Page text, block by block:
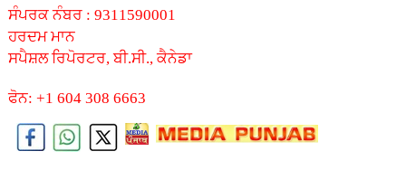
ਸੰਪਰਕ ਨੰਬਰ : 9311590001
ਹਰਦਮ ਮਾਨ
ਸਪੈਸ਼ਲ ਰਿਪੋਰਟਰ, ਬੀ.ਸੀ., ਕੈਨੇਡਾ
ਫੋਨ: +1 604 308 6663